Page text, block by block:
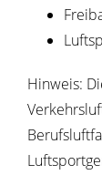
Hinweis: